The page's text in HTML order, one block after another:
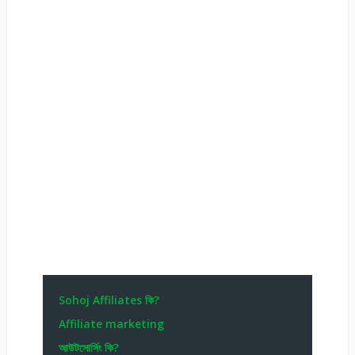
Sohoj Affiliates কি?
Affiliate marketing
আউটসোর্সিং কি?